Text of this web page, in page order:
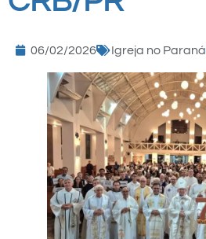
06/02/2026 Igreja no Paraná